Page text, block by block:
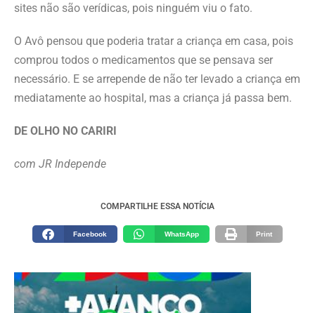
sites não são verídicas, pois ninguém viu o fato.
O Avô pensou que poderia tratar a criança em casa, pois
comprou todos o medicamentos que se pensava ser
necessário. E se arrepende de não ter levado a criança em
mediatamente ao hospital, mas a criança já passa bem.
DE OLHO NO CARIRI
com JR Independe
COMPARTILHE ESSA NOTÍCIA
Facebook WhatsApp Print